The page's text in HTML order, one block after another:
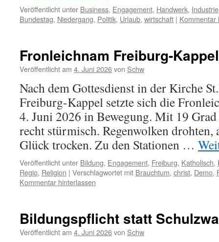
Veröffentlicht unter Business, Engagement, Handwerk, Industrie
Bundestag, Niedergang, Politik, Urlaub, wirtschaft | Kommentar
Fronleichnam Freiburg-Kappel
Veröffentlicht am 4. Juni 2026von Schw
Nach dem Gottesdienst in der Kirche
Freiburg-Kappel setzte sich die
4. Juni 2026 in Bewegung. Mit 19
recht stürmisch. Regenwolken drohten,
Glück trocken. Zu den Stationen …
Veröffentlicht unter Bildung, Engagement, Freiburg, Katholisch,
Regio, Religion | Verschlagwortet mit Brauchtum, christ, Demo,
Kommentar hinterlassen
Bildungspflicht statt
Veröffentlicht am 4. Juni 2026von Schw